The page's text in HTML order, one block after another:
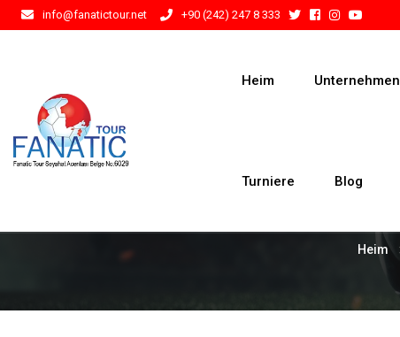
info@fanatictour.net +90 (242) 247 8 333
Heim Unternehmen
Turniere Blog
Heim